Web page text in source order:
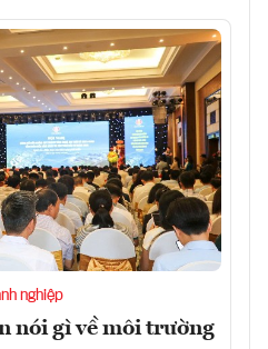
nghiệp
nói gì về môi trường